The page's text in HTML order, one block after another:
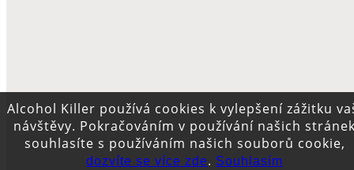
Alcohol Killer používá cookies k vylepšení zážitku
návštěvy. Pokračováním v používání našich
souhlasíte s používáním našich souborů cookie,
dozvíte se více zde. Souhlasím